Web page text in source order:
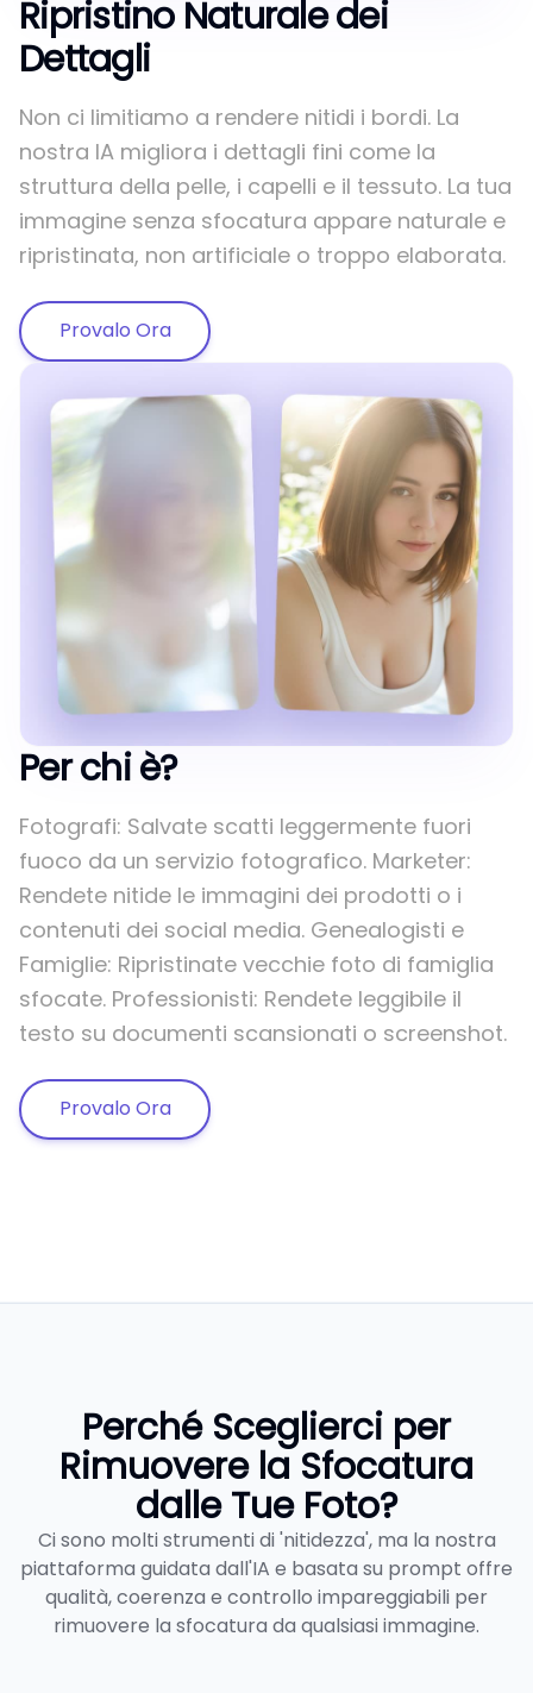
Ripristino Naturale dei
Dettagli
Non ci limitiamo a rendere nitidi i bordi. La
nostra IA migliora i dettagli fini come la
struttura della pelle, i capelli e il tessuto. La tua
immagine senza sfocatura appare naturale e
ripristinata, non artificiale o troppo elaborata.
Provalo Ora
Per chi è?
Fotografi: Salvate scatti leggermente fuori
fuoco da un servizio fotografico. Marketer:
Rendete nitide le immagini dei prodotti o i
contenuti dei social media. Genealogisti e
Famiglie: Ripristinate vecchie foto di famiglia
sfocate. Professionisti: Rendete leggibile il
testo su documenti scansionati o screenshot.
Provalo Ora
Perché Sceglierci per
Rimuovere la Sfocatura
dalle Tue Foto?
Ci sono molti strumenti di 'nitidezza', ma la nostra
piattaforma guidata dall'IA e basata su prompt offre
qualità, coerenza e controllo impareggiabili per
rimuovere la sfocatura da qualsiasi immagine.